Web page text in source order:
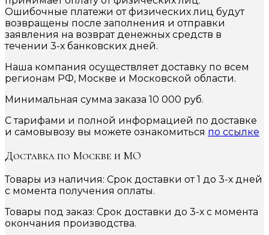
Ошибочные платежи от физических лиц будут
возвращены после заполнения и отправки
заявления на возврат денежных средств в
течении 3-х банковских дней.
Наша компания осуществляет доставку по всем
регионам РФ, Москве и Московской области.
Минимальная сумма заказа 10 000 руб.
С тарифами и полной информацией по доставке
и самовывозу вы можете ознакомиться по ссылке
Доставка по Москве и МО
Товары из наличия: Срок доставки от 1 до 3-х дней
с момента получения оплаты.
Товары под заказ: Срок доставки до 3-х с момента
окончания производства.